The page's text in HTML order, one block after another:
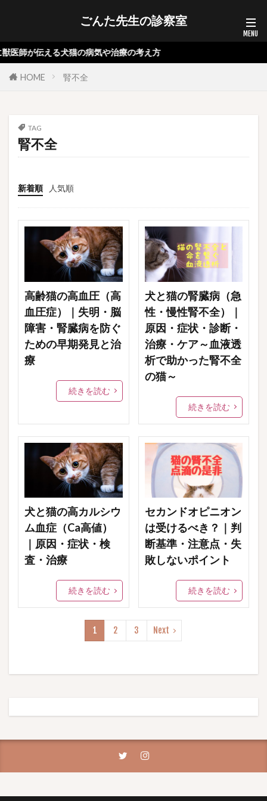
ごんた先生の診察室
医師が伝える犬猫の病気や治療の考え方
HOME 腎不全
TAG
腎不全
新着順 人気順
高齢猫の高血圧（高
血圧症）｜失明・脳
障害・腎臓病を防ぐ
ための早期発見と治
療
続きを読む
犬と猫の腎臓病（急
性・慢性腎不全）｜
原因・症状・診断・
治療・ケア～血液透
析で助かった腎不全
の猫～
続きを読む
犬と猫の高カルシウ
ム血症（Ca高値）
｜原因・症状・検
査・治療
続きを読む
セカンドオピニオン
は受けるべき？｜判
断基準・注意点・失
敗しないポイント
続きを読む
1 2 3 Next